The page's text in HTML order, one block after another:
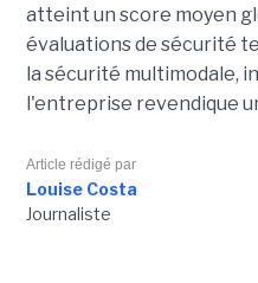
atteint un score moyen
évaluations de sécurité
la sécurité multimodale,
l'entreprise revendique
Article rédigé par
Louise Costa
Journaliste